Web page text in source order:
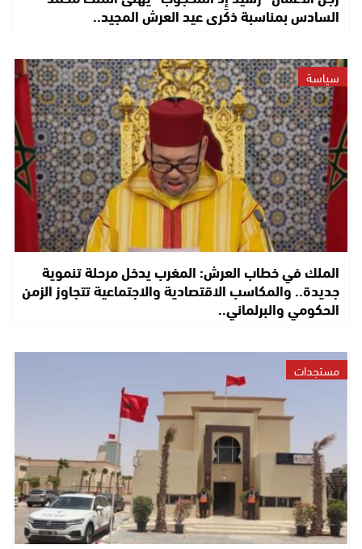
السادس بمناسبة ذكرى عيد العرش المجيد..
سياسة
الملك في خطاب العرش: المغرب يدخل مرحلة تنموية
جديدة.. والمكاسب الاقتصادية والاجتماعية تتجاوز الزمن
الحكومي والبرلماني..
مستجدات